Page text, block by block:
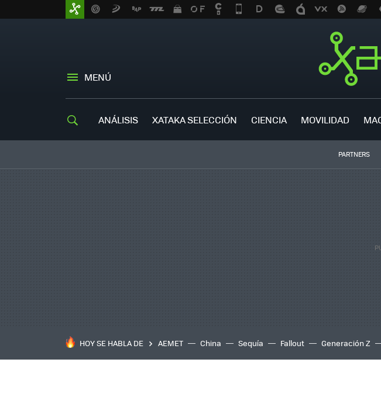
MENÚ
ANÁLISIS XATAKA SELECCIÓN CIENCIA MOVILIDAD
PARTNERS
HOY SE HABLA DE AEMET China Sequía Fallout Generación Z